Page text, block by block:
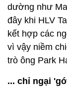
dường như
đây khi HLV
kết hợp các
vì vậy niềm
trò ông Park
... chỉ ngại